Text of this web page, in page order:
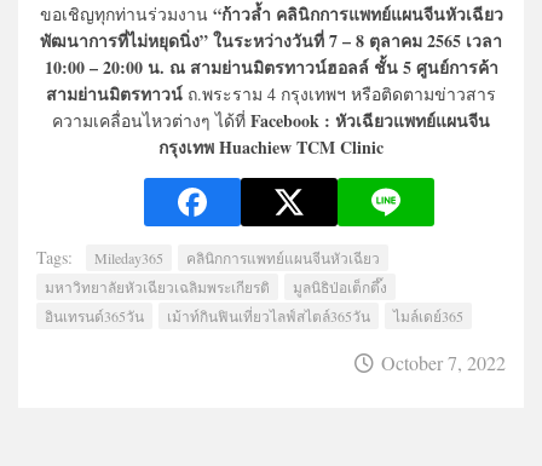
ขอเชิญทุกท่านร่วมงาน“ก้าวล้ำ คลินิกการแพทย์แผนจีนหัวเฉียว
พัฒนาการที่ไม่หยุดนิ่ง” ในระหว่างวันที่ 7 – 8 ตุลาคม 2565 เวลา
10:00 – 20:00 น. ณ สามย่านมิตรทาวน์ฮอลล์ ชั้น 5 ศูนย์การค้า
สามย่านมิตรทาวน์ ถ.พระราม 4 กรุงเทพฯ หรือติดตามข่าวสาร
ความเคลื่อนไหวต่างๆ ได้ที่ Facebook : หัวเฉียวแพทย์แผนจีน
กรุงเทพ Huachiew TCM Clinic
Tags: Mileday365
คลินิกการแพทย์แผนจีนหัวเฉียว
มหาวิทยาลัยหัวเฉียวเฉลิมพระเกียรติ
มูลนิธิป่อเต็กตึ๊ง
อินเทรนด์365วัน
เม้าท์กินฟินเที่ยวไลฟ์สไตล์365วัน ไมล์เดย์365
October 7, 2022